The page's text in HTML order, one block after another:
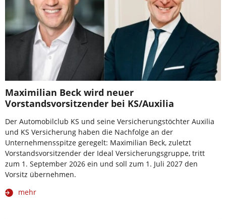
Maximilian Beck wird neuer
Vorstandsvorsitzender bei KS/Auxilia
Der Automobilclub KS und seine Versicherungstöchter Auxilia
und KS Versicherung haben die Nachfolge an der
Unternehmensspitze geregelt: Maximilian Beck, zuletzt
Vorstandsvorsitzender der Ideal Versicherungsgruppe, tritt
zum 1. September 2026 ein und soll zum 1. Juli 2027 den
Vorsitz übernehmen.
mehr